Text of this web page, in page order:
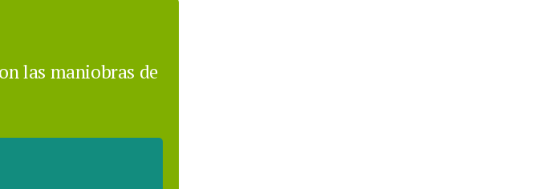
las maniobras de